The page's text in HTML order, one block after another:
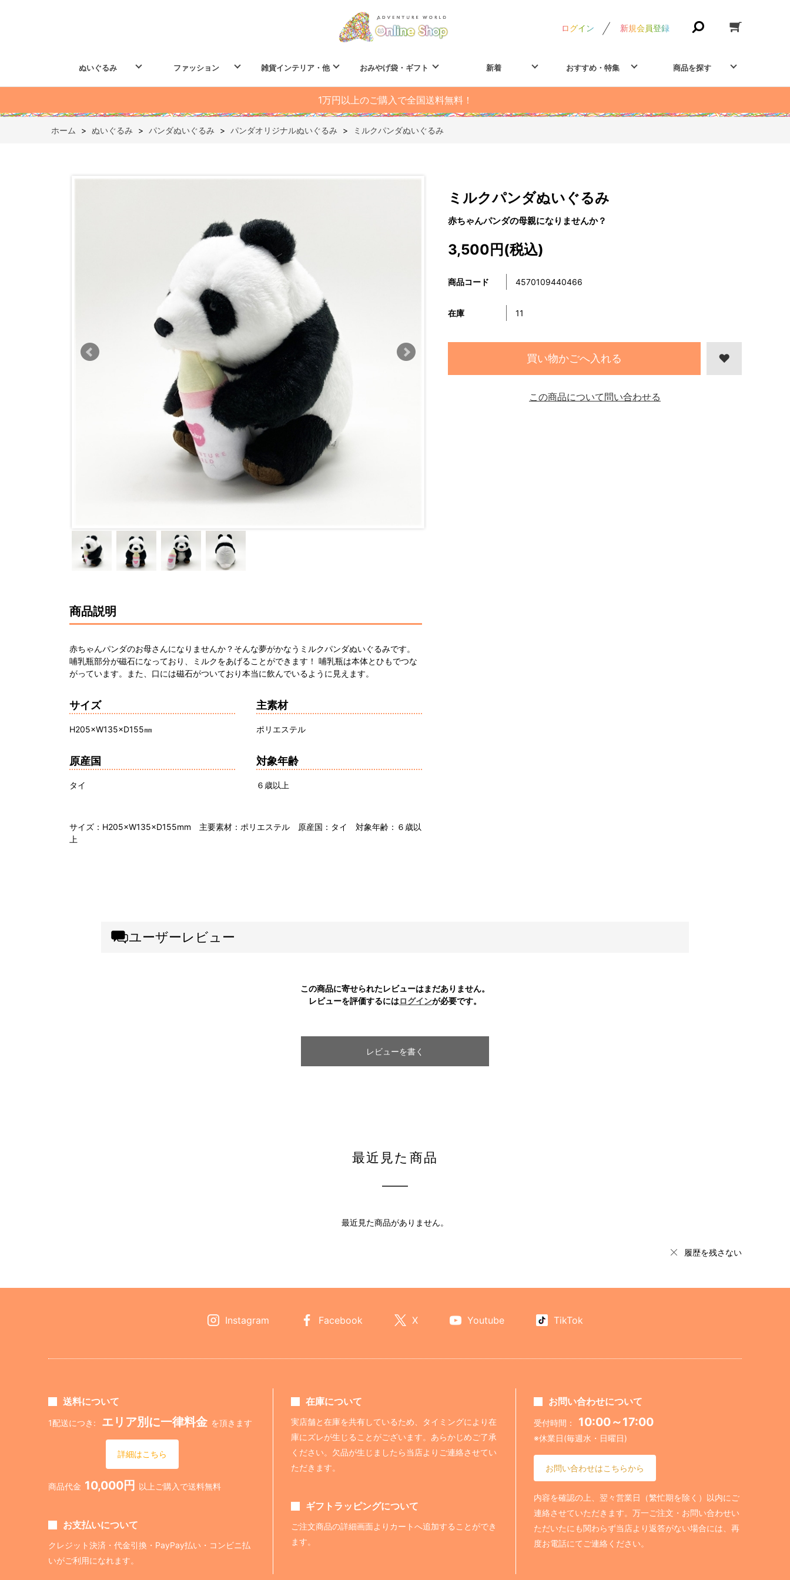
ログイン 新規会員登録
ぬいぐるみ ファッション 雑貨インテリア・他 おみやげ袋・ギフト 新着 おすすめ・特集 商品を探す
1万円以上のご購入で全国送料無料！
ホーム > ぬいぐるみ > パンダぬいぐるみ > パンダオリジナルぬいぐるみ > ミルクパンダぬいぐるみ
商品説明
赤ちゃんパンダのお母さんになりませんか？そんな夢がかなうミルクパンダぬいぐるみです。
哺乳瓶部分が磁石になっており、ミルクをあげることができます！ 哺乳瓶は本体とひもでつな
がっています。また、口には磁石がついており本当に飲んでいるように見えます。
サイズ
H205×W135×D155㎜
主素材
ポリエステル
原産国
タイ
対象年齢
６歳以上
サイズ：H205×W135×D155mm 主要素材：ポリエステル 原産国：タイ 対象年齢：６歳以
上
赤ちゃんパンダの母親になりませんか？
ミルクパンダぬいぐるみ
3,500円(税込)
商品コード 4570109440466
在庫 11
買い物かごへ入れる
この商品について問い合わせる
ユーザーレビュー
この商品に寄せられたレビューはまだありません。
レビューを評価するにはログインが必要です。
レビューを書く
最近見た商品
最近見た商品がありません。
履歴を残さない
Instagram Facebook X Youtube TikTok
送料について
1配送につき: エリア別に一律料金 を頂きます
詳細はこちら
商品代金 10,000円 以上ご購入で送料無料
お支払いについて
クレジット決済・代金引換・PayPay払い・コンビニ払
いがご利用になれます。
在庫について
実店舗と在庫を共有しているため、タイミングにより在
庫にズレが生じることがございます。あらかじめご了承
ください。欠品が生じましたら当店よりご連絡させてい
ただきます。
ギフトラッピングについて
ご注文商品の詳細画面よりカートへ追加することができ
ます。
お問い合わせについて
受付時間： 10:00～17:00
※休業日(毎週水・日曜日)
お問い合わせはこちらから
内容を確認の上、翌々営業日（繁忙期を除く）以内にご
連絡させていただきます。万一ご注文・お問い合わせい
ただいたにも関わらず当店より返答がない場合には、再
度お電話にてご連絡ください。